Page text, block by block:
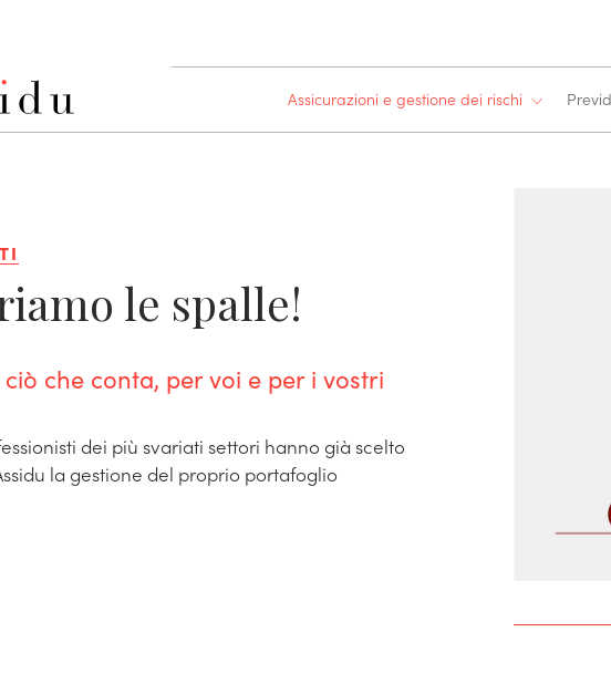
Assicurazioni e gestione dei rischi
le spalle!
che conta, per voi e per i vostri
dei più svariati settori hanno già scelto
la gestione del proprio portafoglio